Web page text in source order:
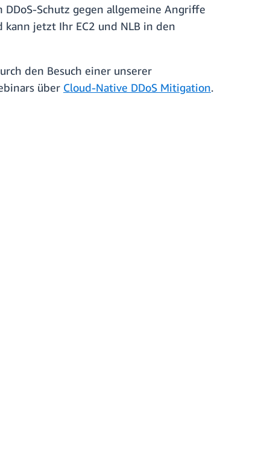
Schutz gegen allgemeine Angriffe
kann jetzt Ihr EC2 und NLB in den
den Besuch einer unserer
über Cloud-Native DDoS Mitigation.